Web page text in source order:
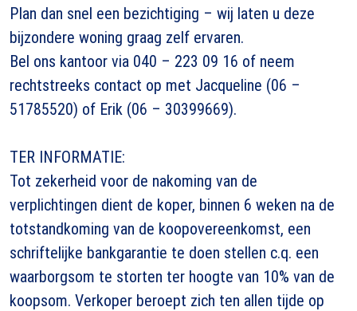
Plan dan snel een bezichtiging – wij laten u deze
bijzondere woning graag zelf ervaren.
Bel ons kantoor via 040 – 223 09 16 of neem
rechtstreeks contact op met Jacqueline (06 –
51785520) of Erik (06 – 30399669).
TER INFORMATIE:
Tot zekerheid voor de nakoming van de
verplichtingen dient de koper, binnen 6 weken na de
totstandkoming van de koopovereenkomst, een
schriftelijke bankgarantie te doen stellen c.q. een
waarborgsom te storten ter hoogte van 10% van de
koopsom. Verkoper beroept zich ten allen tijde op